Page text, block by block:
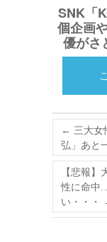
SNK「
個企画
優がさ
← 三大女
弘」あと
【悲報
性に命中
い・・・